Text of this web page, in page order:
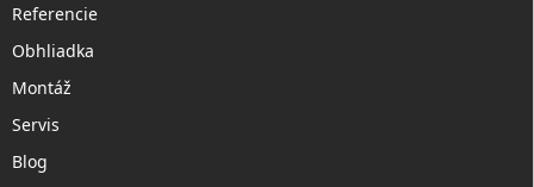
Referencie
Obhliadka
Montáž
Servis
Blog